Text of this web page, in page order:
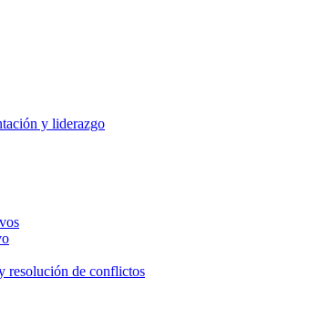
y liderazgo
resolución de conflictos